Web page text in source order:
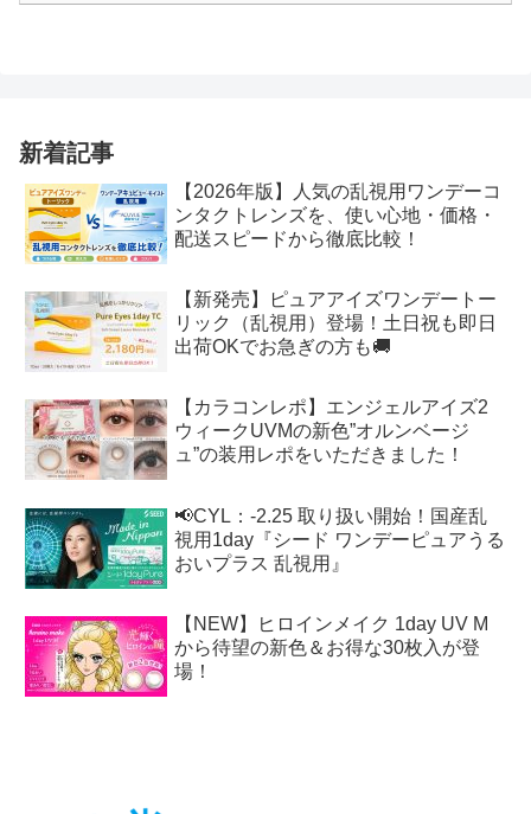
新着記事
【2026年版】人気の乱視用ワンデーコ
ンタクトレンズを、使い心地・価格・
配送スピードから徹底比較！
【新発売】ピュアアイズワンデートー
リック（乱視用）登場！土日祝も即日
出荷OKでお急ぎの方も🚚
【カラコンレポ】エンジェルアイズ2
ウィークUVMの新色”オルンベージ
ュ”の装用レポをいただきました！
📢CYL：-2.25 取り扱い開始！国産乱
視用1day『シード ワンデーピュアうる
おいプラス 乱視用』
【NEW】ヒロインメイク 1day UV M
から待望の新色＆お得な30枚入が登
場！